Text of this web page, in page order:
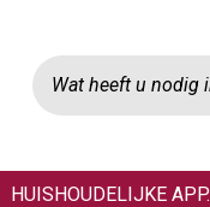
HUISHOUDELIJKE APP.